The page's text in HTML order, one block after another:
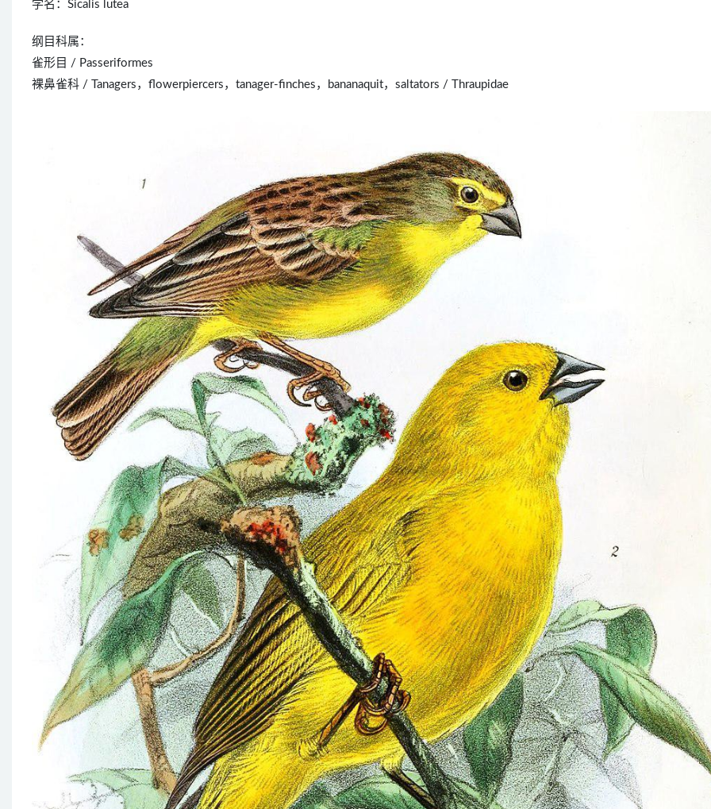
学名：Sicalis lutea
纲目科属：
雀形目 / Passeriformes
裸鼻雀科 / Tanagers，flowerpiercers，tanager-finches，bananaquit，saltators / Thraupidae